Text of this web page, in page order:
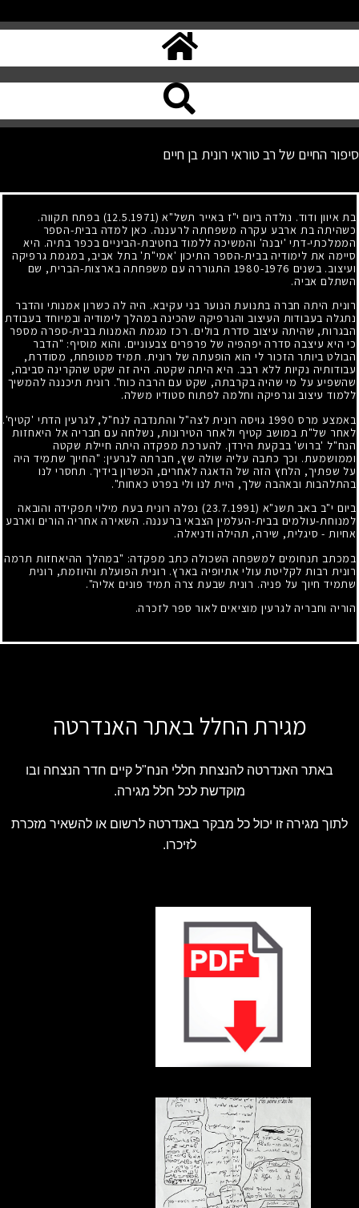
סיפור החיים של רב טוראי רונית בן חיים
בת איוון ודוד. נולדה ביום י"ז באייר תשל"א (12.5.1971)
בפתח תקווה.
כשהיתה בת ארבע עקרה משפחתה לרעננה. כאן למדה בבית-הספר
הממלכתי-דתי 'יבנה' והמשיכה ללמוד בחטיבת-הביניים בכפר בתיה. היא
סיימה את לימודיה בבית-הספר התיכון 'אמי"ת' בתל אביב, במגמת גרפיקה
ועיצוב. בשנים 1976
-
1980 התגוררה עם משפחתה בארצות-הברית, שם
השתלם אביה.
רונית היתה חברה בתנועת הנוער בני עקיבא. היה לה כשרון אמנותי והדבר
נתגלה בעבודות העיצוב והגרפיקה שהכינה במהלך לימודיה ובמיוחד בעבודת
הבגרות, שהיתה עיצוב סדרת בולים. רכז מגמת האמנות בבית-ספרה מספר
כי היא עיצבה סדרה יפהפיה של פרפרים צבעוניים. והוא מוסיף: "הדבר
הבולט ביותר הזכור לי הוא הופעתה של רונית. תמיד מטופחת, מסודרת,
עבודותיה נקיות ללא רבב. היא היתה שקטה. היה זה שקט שהקרינה סביבה,
שהשפיע על מי שהיה בקרבתה, שקט עם הרבה כוח". רונית תיכננה להמשיך
ללמוד עיצוב וגרפיקה וחלמה לפתוח סטודיו משלה.
באמצע מרס 1990 גויסה רונית לצה"ל והתנדבה לנח"ל, לגרעין הדתי 'קטיף'.
לאחר של"ת במושב קטיף ולאחר הטירונות, נשלחה עם חבריה אל היאחזות
הנח"ל 'ברוש' בבקעת הירדן. להערכת מפקדה היתה חיילת שקטה
וממושמעת. וכך כתבה עליה שולה שץ, חברתה לגרעין: "החיוך שתמיד היה
על שפתיך, הלחץ הזה של הדאגה לאחרים, הכשרון בידיך. תחסרי לנו
בהתלהבות ובאהבה שלך, היית לנו ולי בפרט כאחות".
ביום י"ב באב תשנ"א (23.7.1991)
נפלה רונית בעת מילוי תפקידה והובאה
למנוחת-עולמים בבית-העלמין הצבאי ברעננה. השאירה אחריה הורים וארבע
אחיות - סיגלית, שירה, תהילה ודניאלה.
במכתב תנחומים למשפחה השכולה כתב מפקדה: "במהלך ההיאחזות תרמה
רונית רבות לקליטת עולי אתיופיה בארץ. רונית הפועלת והיוזמת, רונית
שתמיד חיוך על פניה. רונית שבעת צרה תמיד פונים אליה".
הוריה וחבריה לגרעין מוציאים לאור ספר לזכרה.
מגירת החלל באתר האנדרטה
באתר האנדרטה להנצחת חללי הנח"ל קיים חדר הנצחה ובו
מוקדשת לכל חלל מגירה.
לתוך מגירה זו יכול כל מבקר באנדרטה לרשום או להשאיר מזכרת
לזיכרו.